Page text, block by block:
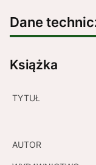
Dane
Książka
TYTUŁ
AUTOR